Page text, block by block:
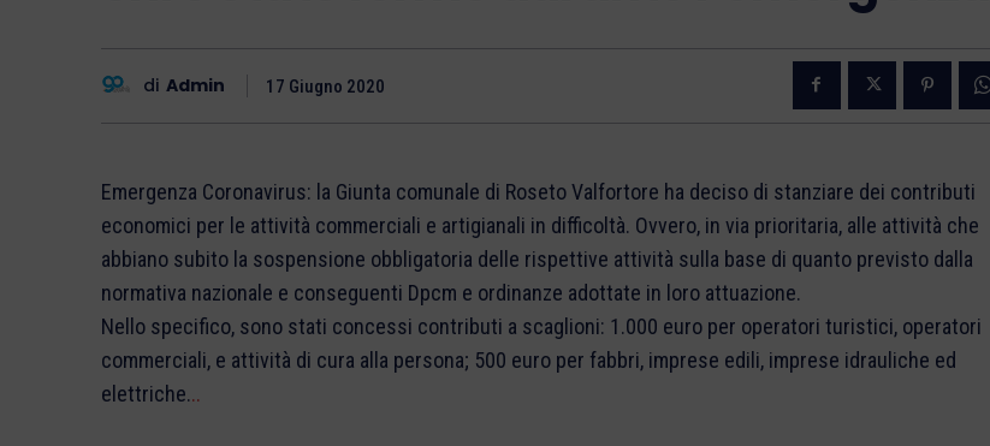
di Admin 17 Giugno 2020
Emergenza Coronavirus: la Giunta comunale di Roseto Valfortore ha deciso di stanziare dei contributi
economici per le attività commerciali e artigianali in difficoltà. Ovvero, in via prioritaria, alle attività che
abbiano subito la sospensione obbligatoria delle rispettive attività sulla base di quanto previsto dalla
normativa nazionale e conseguenti Dpcm e ordinanze adottate in loro attuazione.
Nello specifico, sono stati concessi contributi a scaglioni: 1.000 euro per operatori turistici, operatori
commerciali, e attività di cura alla persona; 500 euro per fabbri, imprese edili, imprese idrauliche ed
elettriche...